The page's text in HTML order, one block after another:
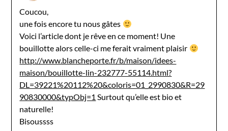
Coucou,
une fois encore tu nous gâtes
Voici l’article dont je rêve en ce moment! Une
bouillotte alors celle-ci me ferait vraiment plaisir
http://www.blancheporte.fr/b/maison/idees-
maison/bouillotte-lin-232777-55114.html?
DL=39221%20112%20&coloris=01_2990830&R=29
90830000&typObj=1 Surtout qu’elle est bio et
naturelle!
Bisoussss